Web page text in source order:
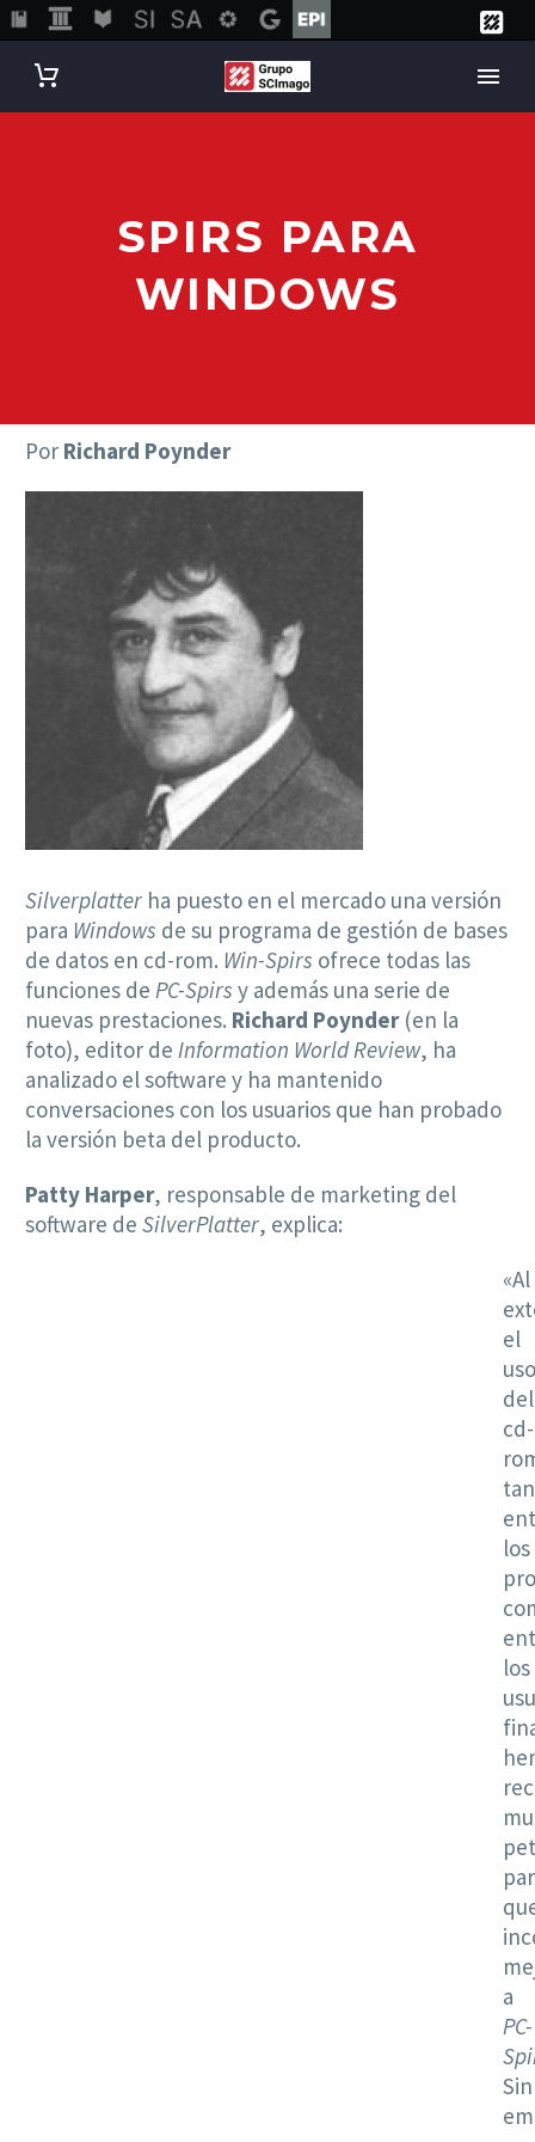
SPIRS PARA
WINDOWS
Por Richard Poynder
Silverplatter ha puesto en el mercado una versión
para Windows de su programa de gestión de bases
de datos en cd-rom. Win-Spirs ofrece todas las
funciones de PC-Spirs y además una serie de
nuevas prestaciones. Richard Poynder(en la
foto), editor de Information World Review, ha
analizado el software y ha mantenido
conversaciones con los usuarios que han probado
la versión beta del producto.
Patty Harper, responsable de marketing del
software de SilverPlatter, explica:
«Al
el
uso
del
cd-
los
los
a
PC-
Sin